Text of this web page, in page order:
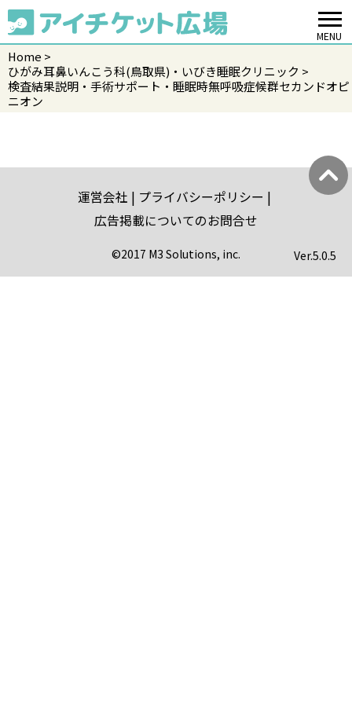
MENU
Home
ひがみ耳鼻いんこう科(鳥取県)・いびき睡眠クリニック
検査結果説明・手術サポート・睡眠時無呼吸症候群セカンドオピ
ニオン
運営会社
プライバシーポリシー
広告掲載についてのお問合せ
©2017 M3 Solutions, inc. Ver.5.0.5